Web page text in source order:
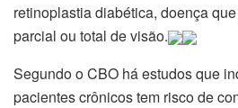
retinoplastia diabética, doença
parcial ou total de visão.
Segundo o CBO há estudos que
pacientes crônicos tem risco de